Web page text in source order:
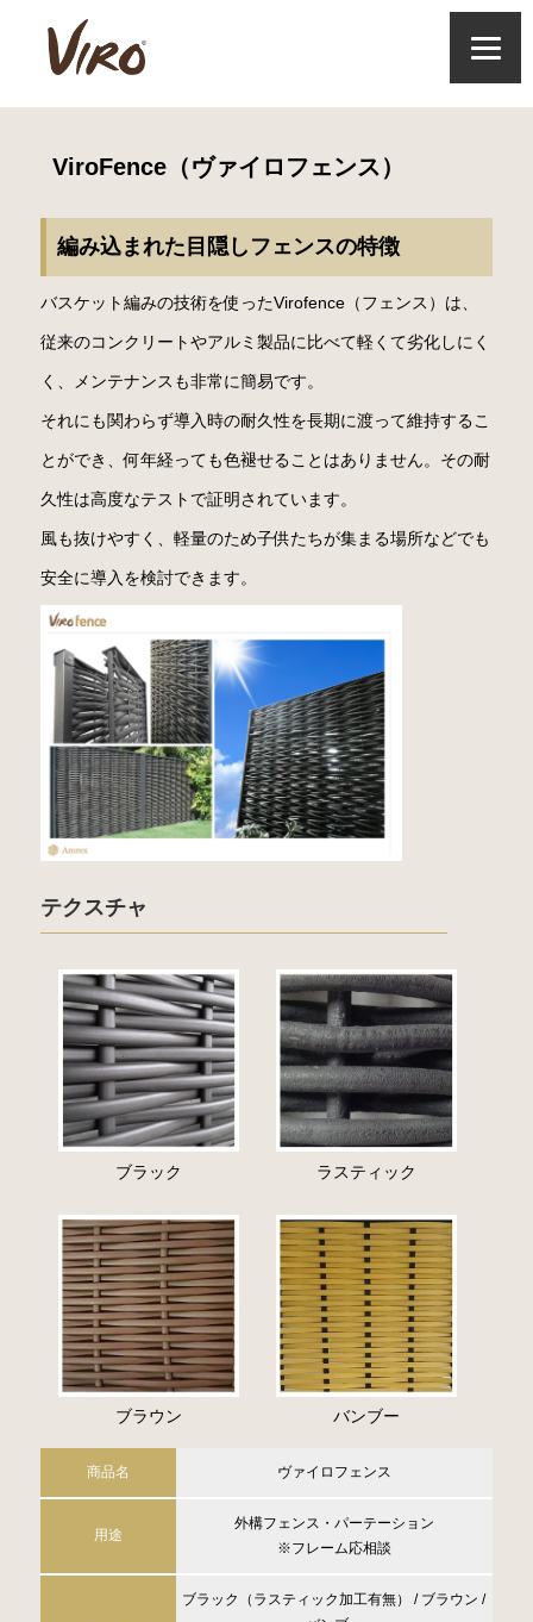
ViroFence（ヴァイロフェンス）
編み込まれた目隠しフェンスの特徴
バスケット編みの技術を使ったVirofence（フェンス）は、
従来のコンクリートやアルミ製品に比べて軽くて劣化しにく
く、メンテナンスも非常に簡易です。
それにも関わらず導入時の耐久性を長期に渡って維持するこ
とができ、何年経っても色褪せることはありません。その耐
久性は高度なテストで証明されています。
風も抜けやすく、軽量のため子供たちが集まる場所などでも
安全に導入を検討できます。
テクスチャ
ブラック ラスティック
ブラウン バンブー
商品名 ヴァイロフェンス
用途
外構フェンス・パーテーション
※フレーム応相談
ブラック（ラスティック加工有無） / ブラウン /